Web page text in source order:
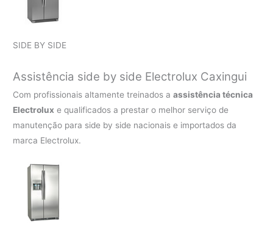
SIDE BY SIDE
Assistência side by side Electrolux Caxingui
Com profissionais altamente treinados aassistência técnica
Electrolux e qualificados a prestar o melhor serviço de
manutenção para side by side nacionais e importados da
marca Electrolux.